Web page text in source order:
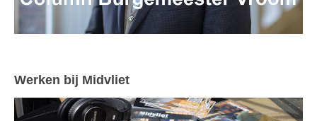
Werken bij Midvliet